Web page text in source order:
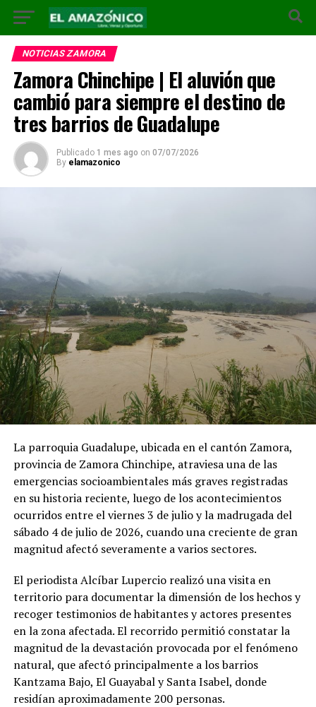
NOTICIAS ZAMORA
Zamora Chinchipe | El aluvión que
cambió para siempre el destino de
tres barrios de Guadalupe
Publicado 1 mes ago on 07/07/2026
By elamazonico
La parroquia Guadalupe, ubicada en el cantón Zamora,
provincia de Zamora Chinchipe, atraviesa una de las
emergencias socioambientales más graves registradas
en su historia reciente, luego de los acontecimientos
ocurridos entre el viernes 3 de julio y la madrugada del
sábado 4 de julio de 2026, cuando una creciente de gran
magnitud afectó severamente a varios sectores.
El periodista Alcíbar Lupercio realizó una visita en
territorio para documentar la dimensión de los hechos y
recoger testimonios de habitantes y actores presentes
en la zona afectada. El recorrido permitió constatar la
magnitud de la devastación provocada por el fenómeno
natural, que afectó principalmente a los barrios
Kantzama Bajo, El Guayabal y Santa Isabel, donde
residían aproximadamente 200 personas.